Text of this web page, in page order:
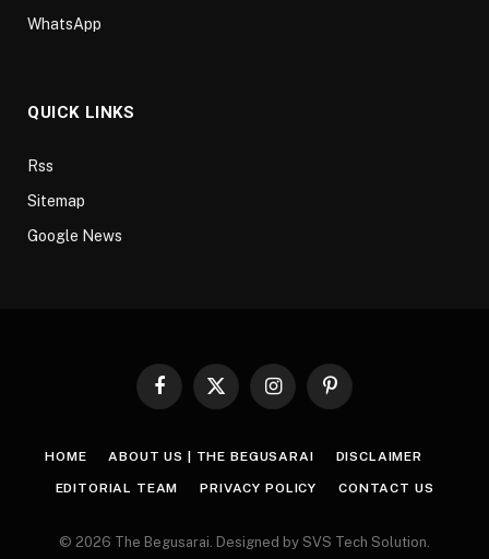
WhatsApp
QUICK LINKS
Rss
Sitemap
Google News
Facebook
X
InstagramPinterest
HOME ABOUT US | THE BEGUSARAI DISCLAIMER
EDITORIAL TEAM PRIVACY POLICY CONTACT US
© 2026 The Begusarai. Designed by SVS Tech Solution.